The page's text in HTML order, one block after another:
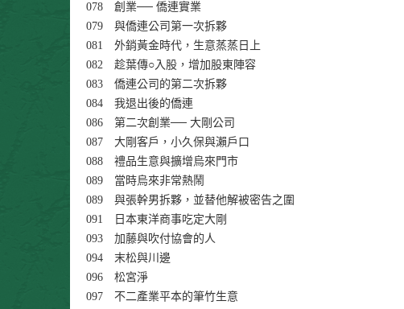
078 創業── 僑連實業
079 與僑連公司第一次拆夥
081 外銷黃金時代，生意蒸蒸日上
082 趁葉傳○入股，增加股東陣容
083 僑連公司的第二次拆夥
084 我退出後的僑連
086 第二次創業── 大剛公司
087 大剛客戶，小久保與瀨戶口
088 禮品生意與擴增烏來門市
089 當時烏來非常熱鬧
089 與張幹男拆夥，並替他解被密告之圍
091 日本東洋商事吃定大剛
093 加藤與吹付協會的人
094 末松與川邊
096 松宮淨
097 不二產業平本的筆竹生意